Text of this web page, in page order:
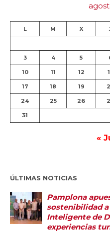
L M X
3 4 5
10 11 12
17 18 19
24 25 26
31
«
ÚLTIMAS NOTICIAS
Pamplona
sostenibilidad
Inteligente de
experiencias